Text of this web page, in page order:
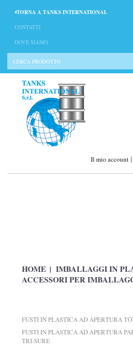
TORNA A TANKS INTERNATIONAL
CONTATTI
DOVE SIAMO
Il mio account |
HOME | IMBALLAGGI IN
ACCESSORI PER
FUSTI IN PLASTICA AD APERTURA
FUSTI IN PLASTICA AD APERTURA
TRI-SURE